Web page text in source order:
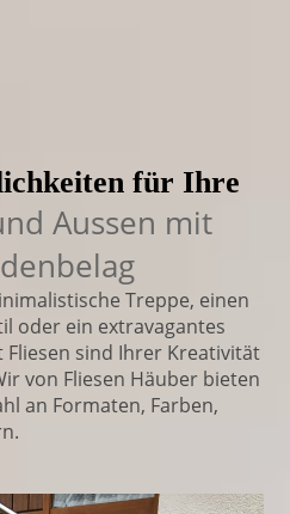
für Ihre
Aussen mit
Treppe, einen
oder ein extravagantes
Fliesen sind Ihrer Kreativität
von Fliesen Häuber bieten
an Formaten, Farben,